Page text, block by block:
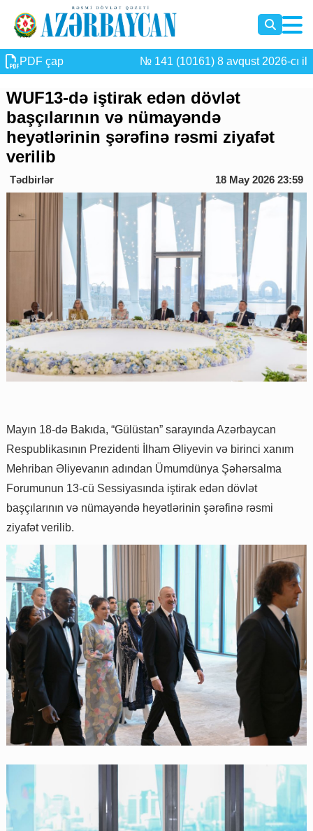
PDF çap № 141 (10161) 8 avqust 2026-cı il
WUF13-də iştirak edən dövlət
başçılarının və nümayəndə
heyətlərinin şərəfinə rəsmi ziyafət
verilib
Tədbirlər 18 May 2026 23:59
Mayın 18-də Bakıda, “Gülüstan” sarayında Azərbaycan
Respublikasının Prezidenti İlham Əliyevin və birinci xanım
Mehriban Əliyevanın adından Ümumdünya Şəhərsalma
Forumunun 13-cü Sessiyasında iştirak edən dövlət
başçılarının və nümayəndə heyətlərinin şərəfinə rəsmi
ziyafət verilib.